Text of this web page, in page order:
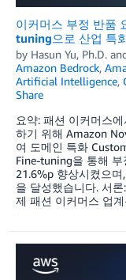
이커머스 부정 반품
tuning으로 산업 특
by Hasun Yu, Ph.D.
Amazon Bedrock,
Artificial Intelligence,
Share
요약: 패션 이커머스
하기 위해 Amazon
여 도메인 특화
Fine-tuning을 통해
21.6%p 향상시켰으
을 달성했습니다. 서
제 패션 이커머스 업